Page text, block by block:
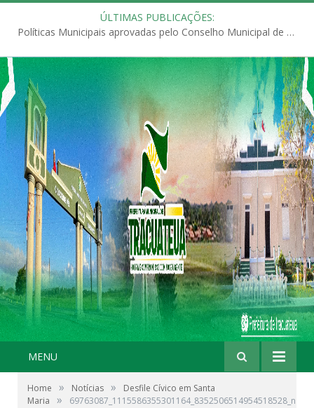
ÚLTIMAS PUBLICAÇÕES:
Políticas Municipais aprovadas pelo Conselho Municipal de Educação (CME)
MENU
Home » Notícias »
Desfile Cívico em Santa
Maria
» 69763087_1115586355301164_8352506514954518528_n